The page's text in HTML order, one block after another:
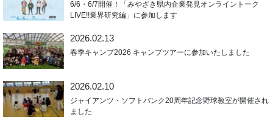
6/6・6/7開催！「みやざき県内企業発見オンライントーク
LIVE!!業界研究編」に参加します
2026.02.13
春季キャンプ2026 キャンプツアーに参加いたしました
2026.02.10
ジャイアンツ・ソフトバンク20周年記念野球教室が開催され
ました